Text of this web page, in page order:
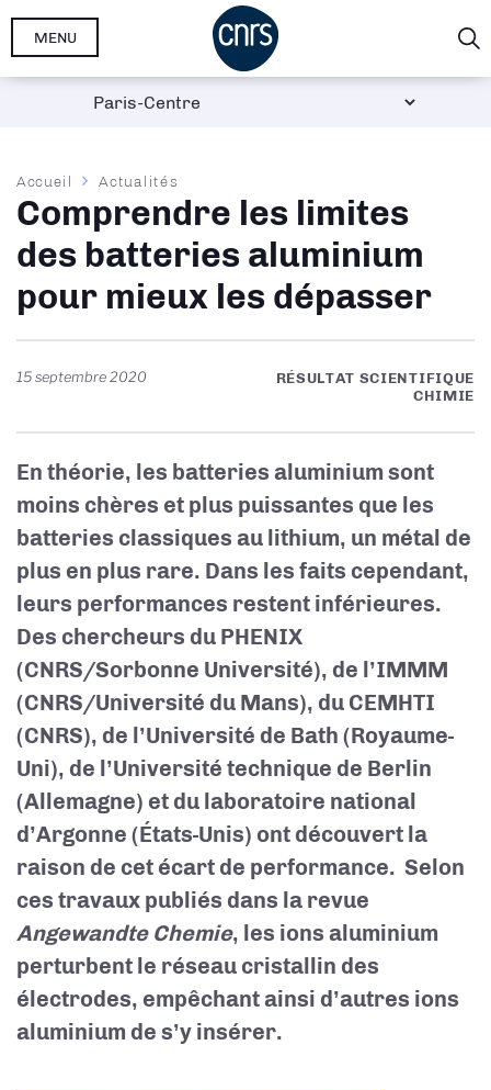
Aller
MENU
Fil
d'Ariane
Accueil Actualités
Comprendre les limites
des batteries aluminium
pour mieux les dépasser
15 septembre 2020
RÉSULTAT SCIENTIFIQUE
CHIMIE
En théorie, les batteries aluminium sont
moins chères et plus puissantes que les
batteries classiques au lithium, un métal de
plus en plus rare. Dans les faits cependant,
leurs performances restent inférieures.
Des chercheurs du PHENIX
(CNRS/Sorbonne Université), de l’IMMM
(CNRS/Université du Mans), du CEMHTI
(CNRS), de l’Université de Bath (Royaume-
Uni), de l’Université technique de Berlin
(Allemagne) et du laboratoire national
d’Argonne (États-Unis) ont découvert la
raison de cet écart de performance. Selon
ces travaux publiés dans la revue
Angewandte Chemie, les ions aluminium
perturbent le réseau cristallin des
électrodes, empêchant ainsi d’autres ions
aluminium de s’y insérer.